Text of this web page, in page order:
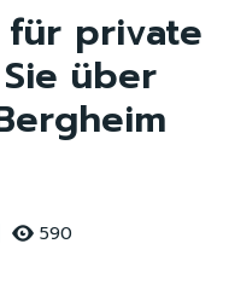
für private
über
590